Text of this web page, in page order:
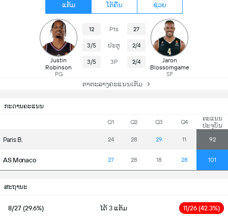
ກະດານຄະແນນ
Q1 Q2 Q3 Q4
ຄະແນນ
ປະຈຸບັນ
Paris B. 24 28 29 11 92
AS Monaco 27 28 18 28 101
ແຕ້ມ ໂຕ້ຄືນ ຊ່ວຍ
Justin
Robinson
PG
12 Pts 27
3/5 ປະຕູ 2/4
3/5 3P 2/4
Jaron
Blossomgame
SF
ຕາຕະລາງຄະແນນເຕັມ
ສະຖານະ
8/27 (29.6%) ໄດ້ 3 ແຕ້ມ 11/26 (42.3%)